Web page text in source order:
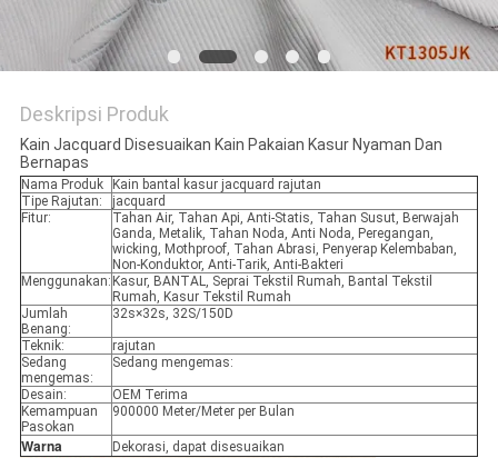
Deskripsi Produk
Kain Jacquard Disesuaikan Kain Pakaian Kasur Nyaman Dan
Bernapas
Nama Produk
Kain bantal kasur jacquard rajutan
Tipe Rajutan:
jacquard
Fitur:
Tahan Air, Tahan Api, Anti-Statis, Tahan Susut, Berwajah
Ganda, Metalik, Tahan Noda, Anti Noda, Peregangan,
wicking, Mothproof, Tahan Abrasi, Penyerap Kelembaban,
Non-Konduktor, Anti-Tarik, Anti-Bakteri
Menggunakan: Kasur, BANTAL, Seprai Tekstil Rumah, Bantal Tekstil
Rumah, Kasur Tekstil Rumah
Jumlah
Benang:
32s×32s, 32S/150D
Teknik:
rajutan
Sedang
mengemas:
Sedang mengemas:
Desain:
OEM Terima
Kemampuan
Pasokan
900000 Meter/Meter per Bulan
Warna Dekorasi, dapat disesuaikan